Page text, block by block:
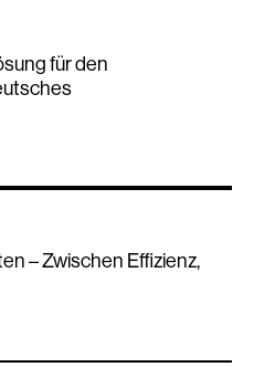
für den
– Zwischen Effizienz,